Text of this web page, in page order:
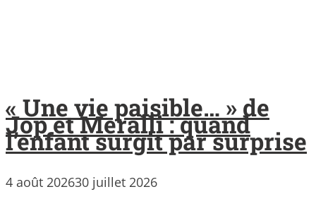
« Une vie paisible… » de
Jop et Meralli : quand
l’enfant surgit par surprise
4 août 202630 juillet 2026